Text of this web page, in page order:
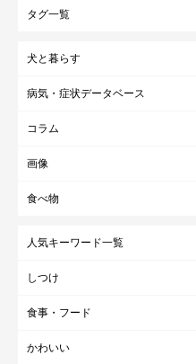
タグ一覧
犬と暮らす
病気・症状データベース
コラム
画像
食べ物
人気キーワード一覧
しつけ
食事・フード
かわいい